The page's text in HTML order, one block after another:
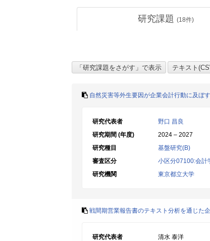
研究課題 (18件)
自然災害等外生要因が企業会計行動に及ぼ
研究代表者
野口 昌良
研究期間 (年度)
2024 – 2027
研究種目
基盤研究(B)
審査区分
小区分07100:会計
研究機関
東京都立大学
戦間期営業報告書のテキスト分析を通じた
研究代表者
清水 泰洋